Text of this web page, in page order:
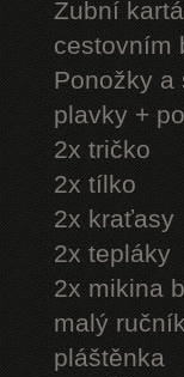
Zubní
cestovním
Ponožky a
plavky +
2x tričko
2x tílko
2x kraťasy
2x tepláky
2x mikina
malý
pláštěnka